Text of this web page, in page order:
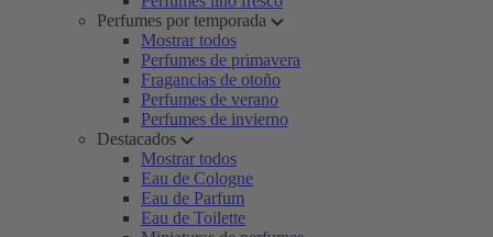
Perfumes por temporada
Mostrar todos
Perfumes de primavera
Fragancias de otoño
Perfumes de verano
Perfumes de invierno
Destacados
Mostrar todos
Eau de Cologne
Eau de Parfum
Eau de Toilette